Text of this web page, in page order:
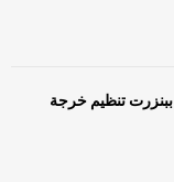
ببنزرت تنظيم خرجة